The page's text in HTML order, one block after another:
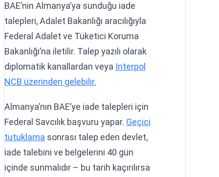
BAE’nin Almanya’ya sunduğu iade
talepleri, Adalet Bakanlığı aracılığıyla
Federal Adalet ve Tüketici Koruma
Bakanlığı’na iletilir. Talep yazılı olarak
diplomatik kanallardan veya Interpol
NCB üzerinden gelebilir.
Almanya’nın BAE’ye iade talepleri için
Federal Savcılık başvuru yapar. Geçici
tutuklama sonrası talep eden devlet,
iade talebini ve belgelerini 40 gün
içinde sunmalıdır – bu tarih kaçırılırsa